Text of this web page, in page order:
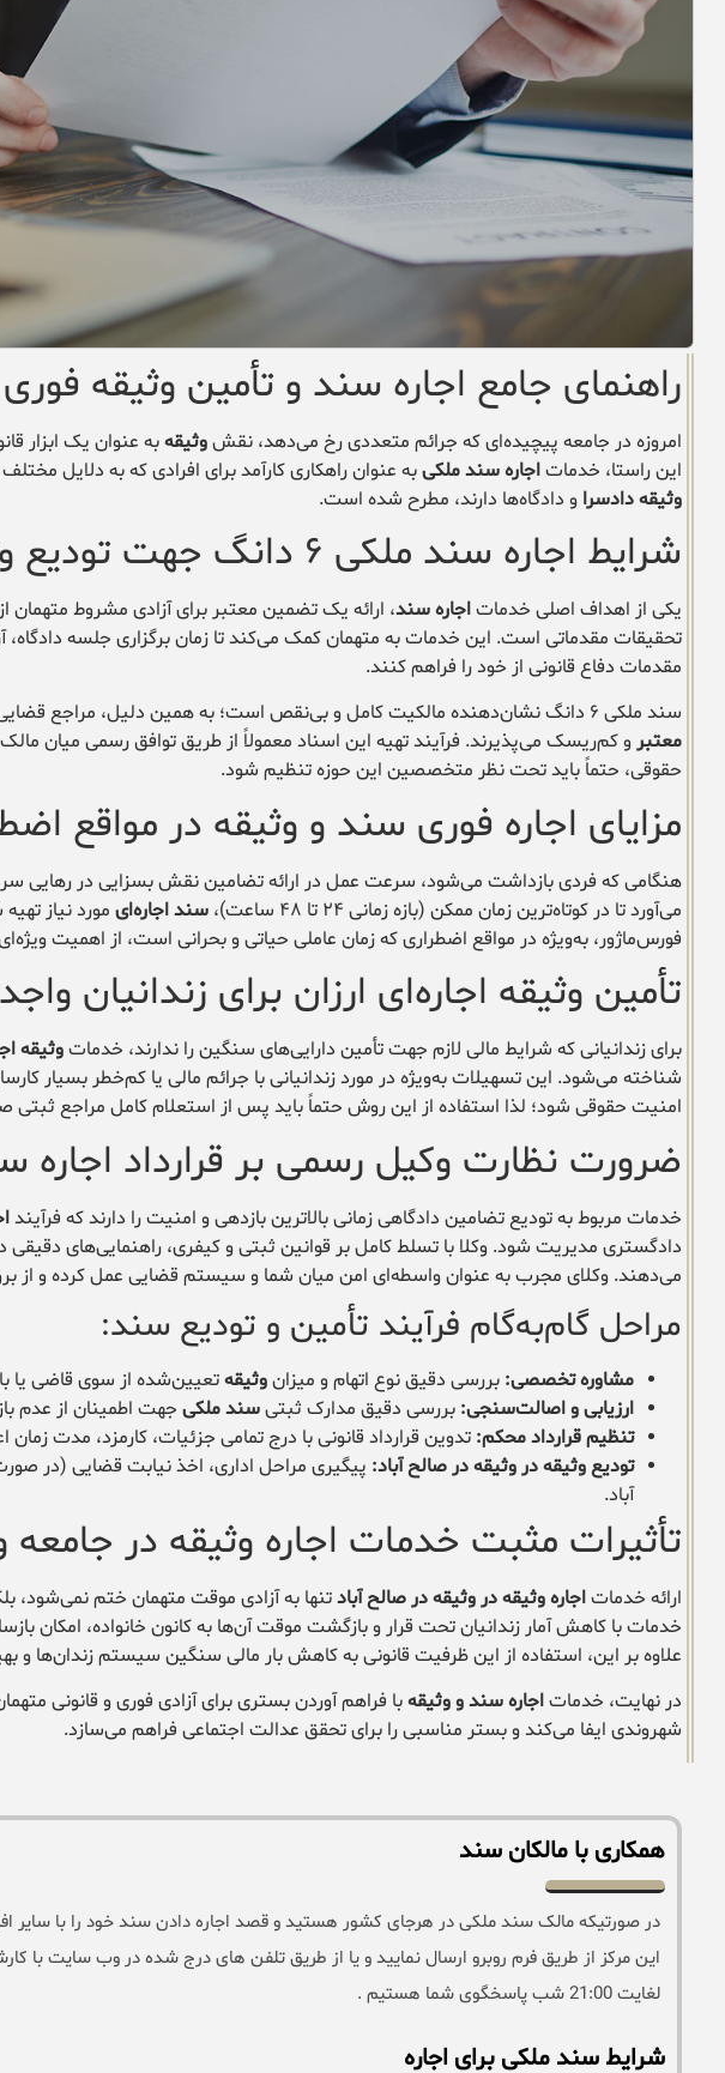
راهنمای جامع اجاره سند و تأمین وثیقه
امروزه در جامعه پیچیده‌ای که جرائم متعددی رخ می‌دهد، نقشوثیقهبه عنوان یک ابزار
این راستا، خدماتاجاره سند ملکیبه عنوان راهکاری کارآمد برای افرادی که به دلایل مختلف
وثیقه دادسرا و دادگاه‌ها دارند، مطرح شده است.
شرایط اجاره سند ملکی ۶ دانگ جهت تودیع وثیقه
یکی از اهداف اصلی خدماتاجاره سند، ارائه یک تضمین معتبر برای آزادی مشروط متهمان
تحقیقات مقدماتی است. این خدمات به متهمان کمک می‌کند تا زمان برگزاری جلسه دادگاه،
مقدمات دفاع قانونی از خود را فراهم کنند.
سند ملکی ۶ دانگ نشان‌دهنده مالکیت کامل و بی‌نقص است؛ به همین دلیل، مراجع قضایی در وثیقه در صالح آباد آن را به عنوان یک
معتبرو کم‌ریسک می‌پذیرند. فرآیند تهیه این اسناد معمولاً از طریق توافق رسمی میان
حقوقی، حتماً باید تحت نظر متخصصین این حوزه تنظیم شود.
مزایای اجاره فوری سند و وثیقه در مواقع
هنگامی که فردی بازداشت می‌شود، سرعت عمل در ارائه تضامین نقش بسزایی در رهایی
می‌آورد تا در کوتاه‌ترین زمان ممکن (بازه زمانی ۲۴ تا ۴۸ ساعت)،
سند اجاره‌ای مورد نیاز
فورس‌ماژور، به‌ویژه در مواقع اضطراری که زمان عاملی حیاتی و بحرانی است، از اهمیت ویژه‌ای
تأمین وثیقه اجاره‌ای ارزان برای زندانیان
برای زندانیانی که شرایط مالی لازم جهت تأمین دارایی‌های سنگین را ندارند، خدماتوثیقه
شناخته می‌شود. این تسهیلات به‌ویژه در مورد زندانیانی با جرائم مالی یا کم‌خطر بسیار
امنیت حقوقی شود؛ لذا استفاده از این روش حتماً باید پس از استعلام کامل مراجع ثبتی
ضرورت نظارت وکیل رسمی بر قرارداد اجاره
خدمات مربوط به تودیع تضامین دادگاهی زمانی بالاترین بازدهی و امنیت را دارند که فرآیند
دادگستری مدیریت شود. وکلا با تسلط کامل بر قوانین ثبتی و کیفری، راهنمایی‌های دقیقی
می‌دهند. وکلای مجرب به عنوان واسطه‌ای امن میان شما و سیستم قضایی عمل کرده و از
مراحل گام‌به‌گام فرآیند تأمین و تودیع سند:
مشاوره تخصصی: بررسی دقیق نوع اتهام و میزانوثیقهتعیین‌شده از سوی قاضی یا
ارزیابی و اصالت‌سنجی: بررسی دقیق مدارک ثبتیسند ملکی جهت اطمینان از عدم
تنظیم قرارداد محکم: تدوین قرارداد قانونی با درج تمامی جزئیات، کارمزد، مدت
تودیع وثیقه در وثیقه در صالح آباد: پیگیری مراحل اداری، اخذ نیابت قضایی (در
آباد.
تأثیرات مثبت خدمات اجاره وثیقه در جامعه
ارائه خدماتاجاره وثیقه در وثیقه در صالح آبادتنها به آزادی موقت متهمان ختم نمی‌شود،
خدمات با کاهش آمار زندانیان تحت قرار و بازگشت موقت آن‌ها به کانون خانواده، امکان
علاوه بر این، استفاده از این ظرفیت قانونی به کاهش بار مالی سنگین سیستم زندان‌ها و
در نهایت، خدماتاجاره سند و وثیقهبا فراهم آوردن بستری برای آزادی فوری و قانونی
شهروندی ایفا می‌کند و بستر مناسبی را برای تحقق عدالت اجتماعی فراهم می‌سازد.
همکاری با مالکان سند
در صورتیکه مالک سند ملکی در هرجای کشور هستید و قصد اجاره دادن سند خود را با سایر
لغایت 21:00 شب پاسخگوی شما هستیم .
شرایط سند ملکی برای اجاره